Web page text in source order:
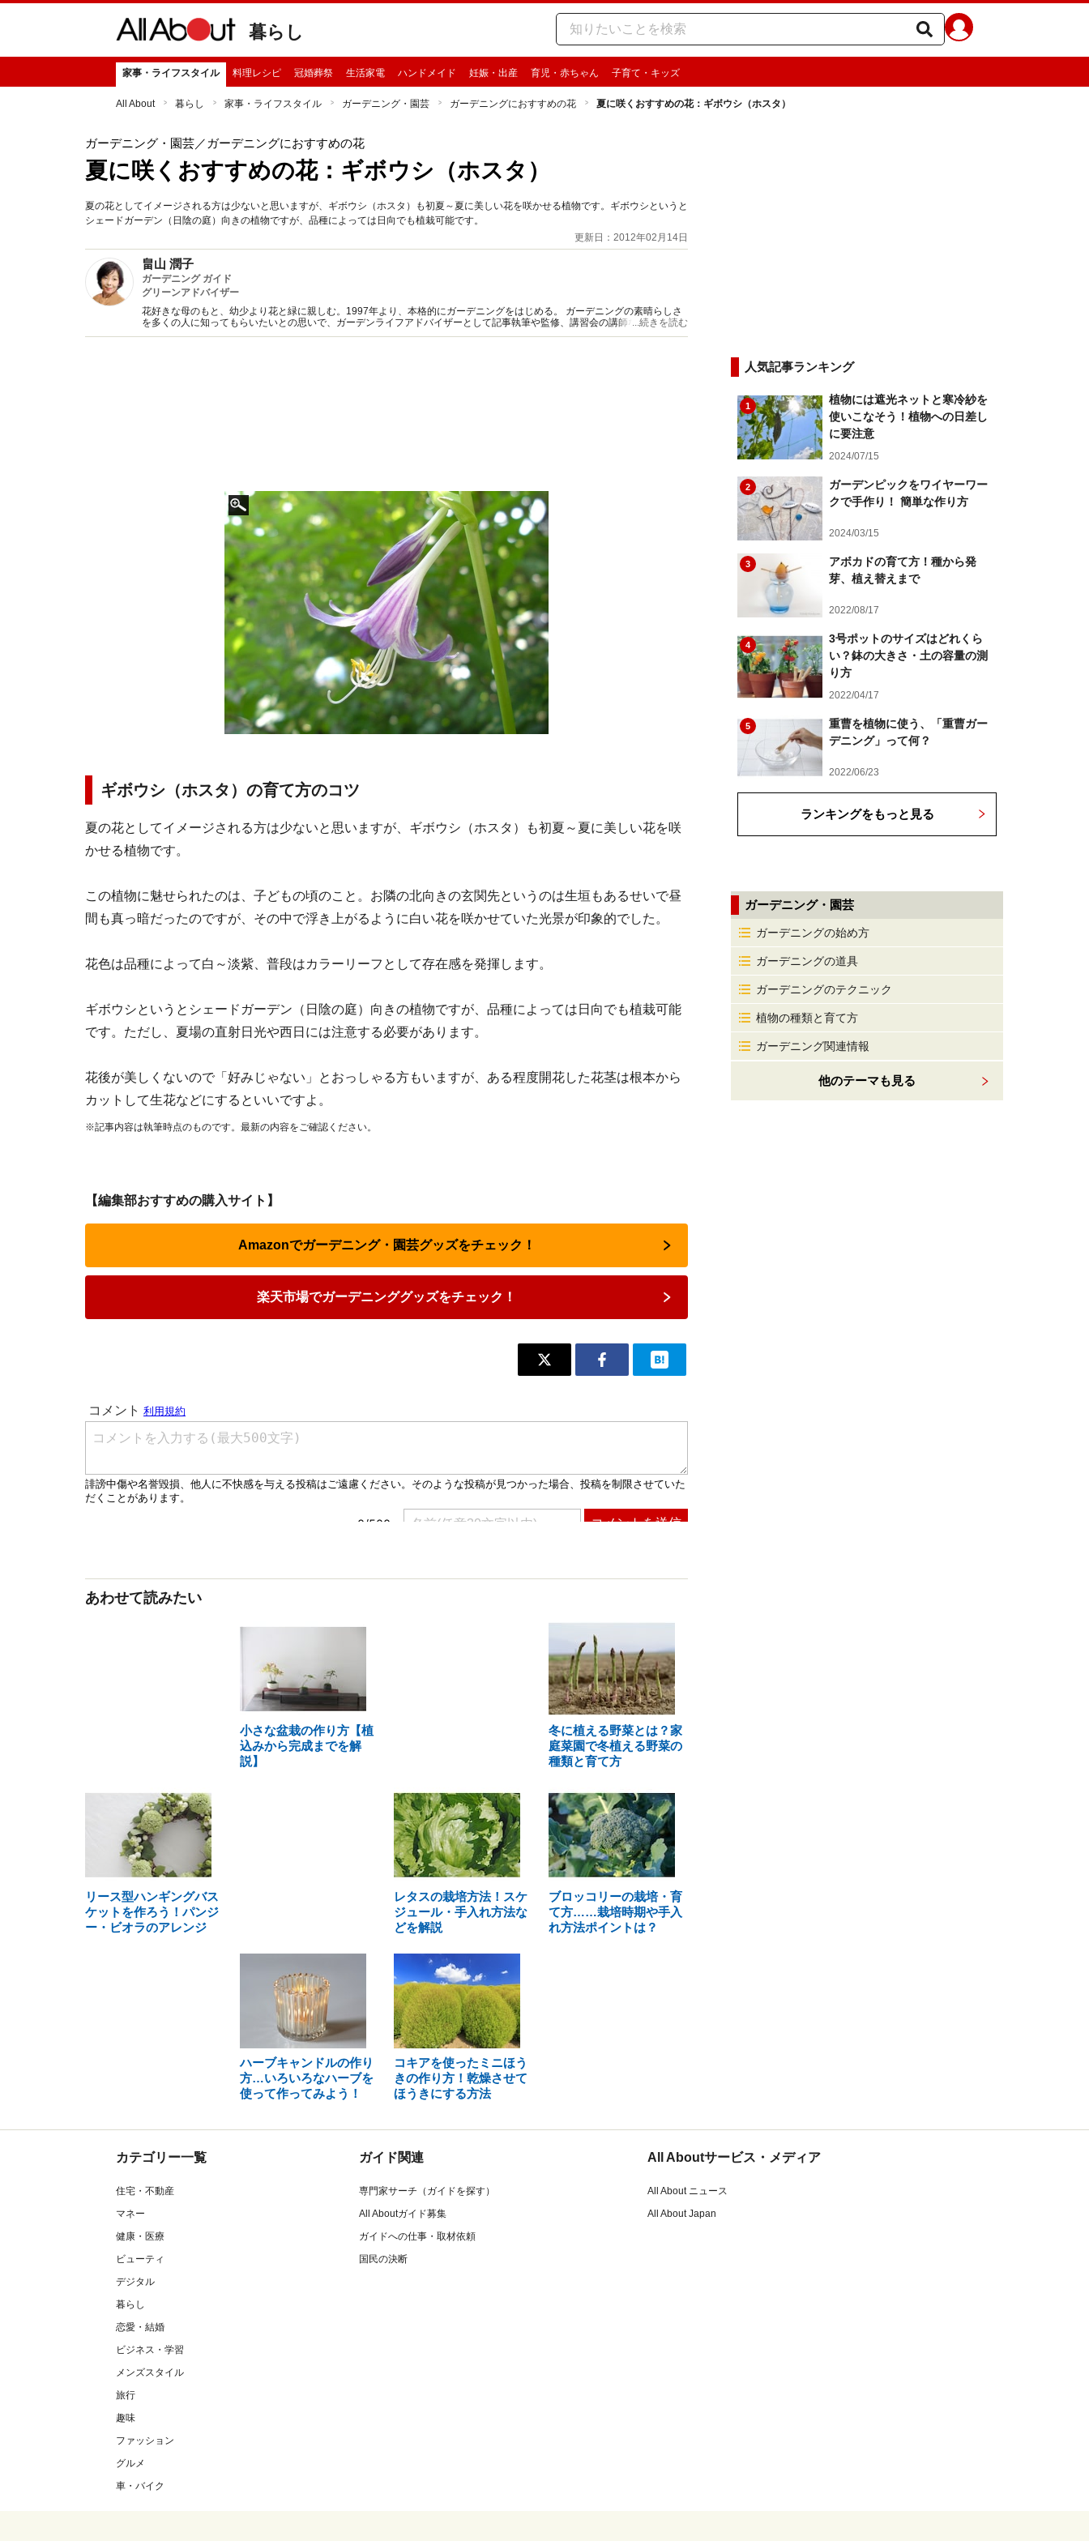
暮らし
家事・ライフスタイル 料理レシピ 冠婚葬祭 生活家電 ハンドメイド 妊娠・出産 育児・赤ちゃん 子育て・キッズ
All About 暮らし 家事・ライフスタイル ガーデニング・園芸 ガーデニングにおすすめの花 夏に咲くおすすめの花：ギボウシ（ホスタ）
ガーデニング・園芸／ガーデニングにおすすめの花
夏に咲くおすすめの花：ギボウシ（ホスタ）
夏の花としてイメージされる方は少ないと思いますが、ギボウシ（ホスタ）も初夏～夏に美しい花を咲かせる植物です。ギボウシというと
シェードガーデン（日陰の庭）向きの植物ですが、品種によっては日向でも植栽可能です。
更新日：2012年02月14日
畠山 潤子
ガーデニング ガイド
グリーンアドバイザー
花好きな母のもと、幼少より花と緑に親しむ。1997年より、本格的にガーデニングをはじめる。 ガーデニングの素晴らしさ
を多くの人に知ってもらいたいとの思いで、ガーデンライフアドバイザーとして記事執筆や監修、講習会の講師などの活動を
行う。
...続きを読む
ギボウシ（ホスタ）の育て方のコツ
夏の花としてイメージされる方は少ないと思いますが、ギボウシ（ホスタ）も初夏～夏に美しい花を咲
かせる植物です。
この植物に魅せられたのは、子どもの頃のこと。お隣の北向きの玄関先というのは生垣もあるせいで昼
間も真っ暗だったのですが、その中で浮き上がるように白い花を咲かせていた光景が印象的でした。
花色は品種によって白～淡紫、普段はカラーリーフとして存在感を発揮します。
ギボウシというとシェードガーデン（日陰の庭）向きの植物ですが、品種によっては日向でも植栽可能
です。ただし、夏場の直射日光や西日には注意する必要があります。
花後が美しくないので「好みじゃない」とおっしゃる方もいますが、ある程度開花した花茎は根本から
カットして生花などにするといいですよ。
※記事内容は執筆時点のものです。最新の内容をご確認ください。
【編集部おすすめの購入サイト】
Amazonでガーデニング・園芸グッズをチェック！
楽天市場でガーデニンググッズをチェック！
あわせて読みたい
小さな盆栽の作り方【植
込みから完成までを解
説】
冬に植える野菜とは？家
庭菜園で冬植える野菜の
種類と育て方
リース型ハンギングバス
ケットを作ろう！パンジ
ー・ビオラのアレンジ
レタスの栽培方法！スケ
ジュール・手入れ方法な
どを解説
ブロッコリーの栽培・育
て方……栽培時期や手入
れ方法ポイントは？
ハーブキャンドルの作り
方…いろいろなハーブを
使って作ってみよう！
コキアを使ったミニほう
きの作り方！乾燥させて
ほうきにする方法
人気記事ランキング
1
植物には遮光ネットと寒冷紗を
使いこなそう！植物への日差し
に要注意
2024/07/15
2
ガーデンピックをワイヤーワー
クで手作り！ 簡単な作り方
2024/03/15
3
アボカドの育て方！種から発
芽、植え替えまで
2022/08/17
4
3号ポットのサイズはどれくら
い？鉢の大きさ・土の容量の測
り方
2022/04/17
5
重曹を植物に使う、「重曹ガー
デニング」って何？
2022/06/23
ランキングをもっと見る
ガーデニング・園芸
ガーデニングの始め方
ガーデニングの道具
ガーデニングのテクニック
植物の種類と育て方
ガーデニング関連情報
他のテーマも見る
カテゴリー一覧
住宅・不動産
マネー
健康・医療
ビューティ
デジタル
暮らし
恋愛・結婚
ビジネス・学習
メンズスタイル
旅行
趣味
ファッション
グルメ
車・バイク
ガイド関連
専門家サーチ（ガイドを探す）
All Aboutガイド募集
ガイドへの仕事・取材依頼
国民の決断
All Aboutサービス・メディア
All About ニュース
All About Japan